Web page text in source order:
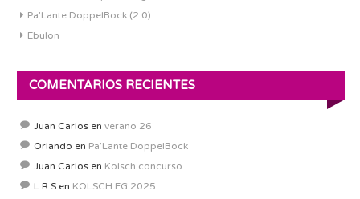
Pa’Lante DoppelBock (2.0)
Ebulon
COMENTARIOS RECIENTES
Juan Carlos en verano 26
Orlando en Pa’Lante DoppelBock
Juan Carlos en Kolsch concurso
L.R.S en KOLSCH EG 2025